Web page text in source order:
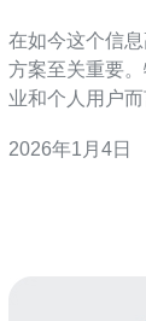
在如今这个信
方案至关重要
业和个人用户
因其优越的性
2026年1月4日